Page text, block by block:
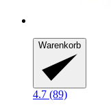
Warenkorb
4.7 (89)